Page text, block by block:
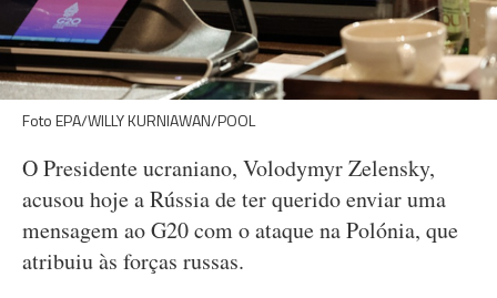
Foto EPA/WILLY KURNIAWAN/POOL
O Presidente ucraniano, Volodymyr Zelensky,
acusou hoje a Rússia de ter querido enviar uma
mensagem ao G20 com o ataque na Polónia, que
atribuiu às forças russas.